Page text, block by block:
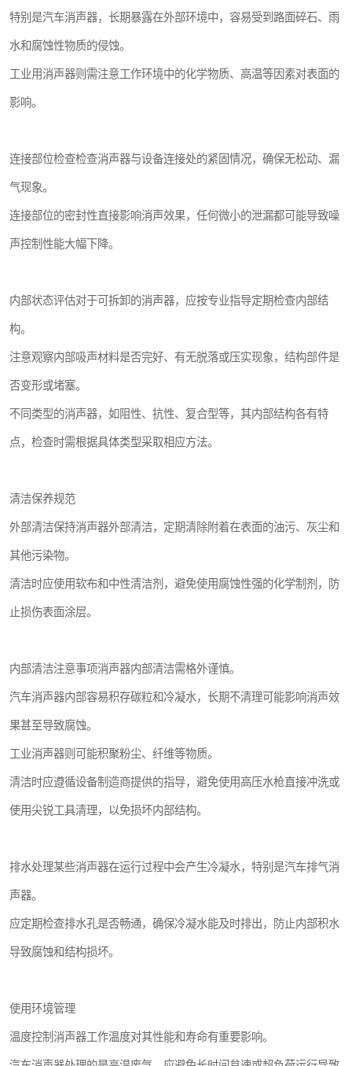
特别是汽车消声器，长期暴露在外部环境中，容易受到路面碎石、雨
水和腐蚀性物质的侵蚀。
工业用消声器则需注意工作环境中的化学物质、高温等因素对表面的
影响。
连接部位检查检查消声器与设备连接处的紧固情况，确保无松动、漏
气现象。
连接部位的密封性直接影响消声效果，任何微小的泄漏都可能导致噪
声控制性能大幅下降。
内部状态评估对于可拆卸的消声器，应按专业指导定期检查内部结
构。
注意观察内部吸声材料是否完好、有无脱落或压实现象，结构部件是
否变形或堵塞。
不同类型的消声器，如阻性、抗性、复合型等，其内部结构各有特
点，检查时需根据具体类型采取相应方法。
清洁保养规范
外部清洁保持消声器外部清洁，定期清除附着在表面的油污、灰尘和
其他污染物。
清洁时应使用软布和中性清洁剂，避免使用腐蚀性强的化学制剂，防
止损伤表面涂层。
内部清洁注意事项消声器内部清洁需格外谨慎。
汽车消声器内部容易积存碳粒和冷凝水，长期不清理可能影响消声效
果甚至导致腐蚀。
工业消声器则可能积聚粉尘、纤维等物质。
清洁时应遵循设备制造商提供的指导，避免使用高压水枪直接冲洗或
使用尖锐工具清理，以免损坏内部结构。
排水处理某些消声器在运行过程中会产生冷凝水，特别是汽车排气消
声器。
应定期检查排水孔是否畅通，确保冷凝水能及时排出，防止内部积水
导致腐蚀和结构损坏。
使用环境管理
温度控制消声器工作温度对其性能和寿命有重要影响。